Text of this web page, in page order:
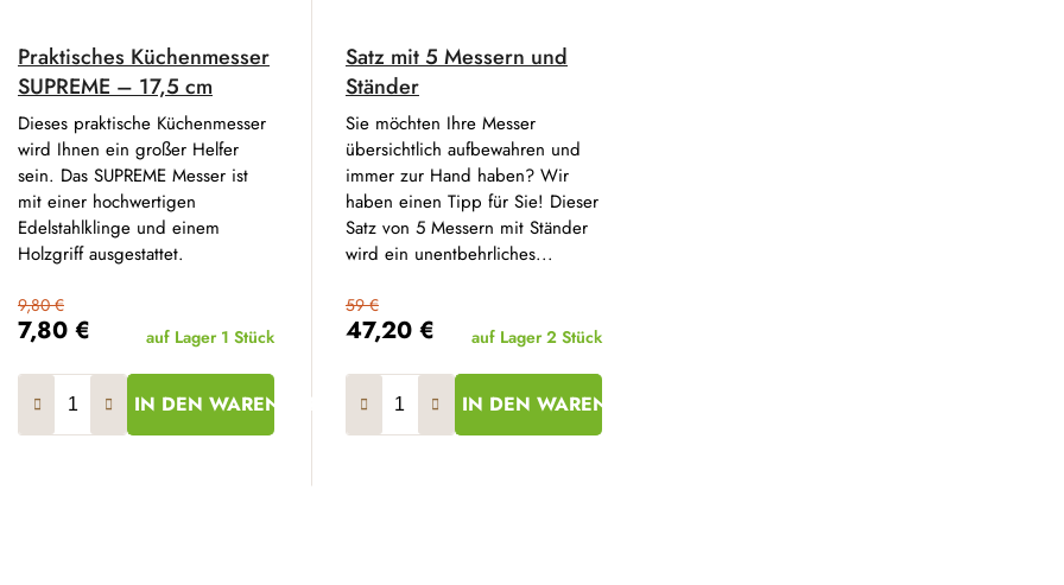
Praktisches Küchenmesser
SUPREME – 17,5 cm
7,80 €
9,80 €
auf Lager 1 Stück
IN DEN WARENKORB
Dieses praktische Küchenmesser
wird Ihnen ein großer Helfer
sein. Das SUPREME Messer ist
mit einer hochwertigen
Edelstahlklinge und einem
Holzgriff ausgestattet.
Satz mit 5 Messern und
Ständer
47,20 €
59 €
auf Lager 2 Stück
IN DEN WARENKORB
Sie möchten Ihre Messer
übersichtlich aufbewahren und
immer zur Hand haben? Wir
haben einen Tipp für Sie! Dieser
Satz von 5 Messern mit Ständer
wird ein unentbehrliches...